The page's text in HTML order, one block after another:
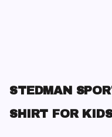
STEDMAN
SHIRT FOR